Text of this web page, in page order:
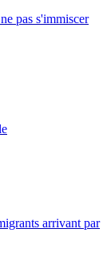
pas s'immiscer
arrivant par